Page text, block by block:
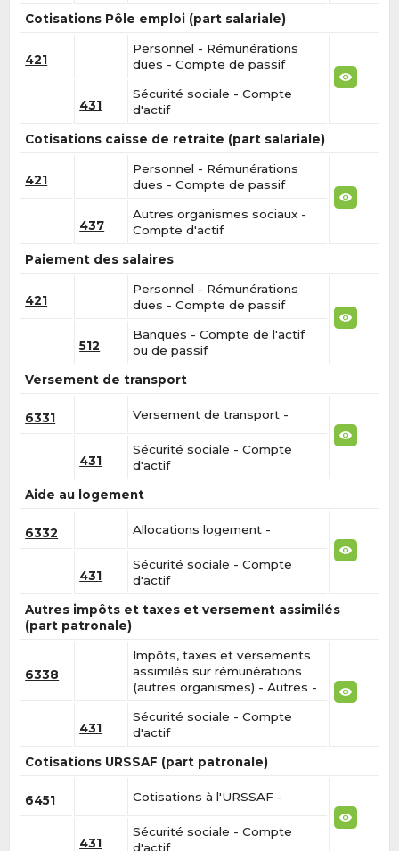
Cotisations Pôle emploi (part salariale)
421
Personnel - Rémunérations
dues - Compte de passif
431
Sécurité sociale - Compte
d'actif
Cotisations caisse de retraite (part salariale)
421
Personnel - Rémunérations
dues - Compte de passif
437
Autres organismes sociaux -
Compte d'actif
Paiement des salaires
421
Personnel - Rémunérations
dues - Compte de passif
512
Banques - Compte de l'actif
ou de passif
Versement de transport
6331 Versement de transport -
431
Sécurité sociale - Compte
d'actif
Aide au logement
6332 Allocations logement -
431
Sécurité sociale - Compte
d'actif
Autres impôts et taxes et versement assimilés
(part patronale)
6338
Impôts, taxes et versements
assimilés sur rémunérations
(autres organismes) - Autres -
431
Sécurité sociale - Compte
d'actif
Cotisations URSSAF (part patronale)
6451 Cotisations à l'URSSAF -
431
Sécurité sociale - Compte
d'actif